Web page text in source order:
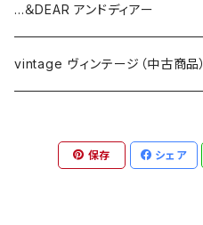
...＆DEAR アンドディアー
vintage ヴィンテージ（中古商品）
保存 シェア